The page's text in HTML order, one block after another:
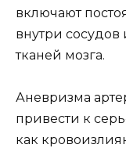
включают
внутри
тканей мозга.
Аневризма
привести к
как